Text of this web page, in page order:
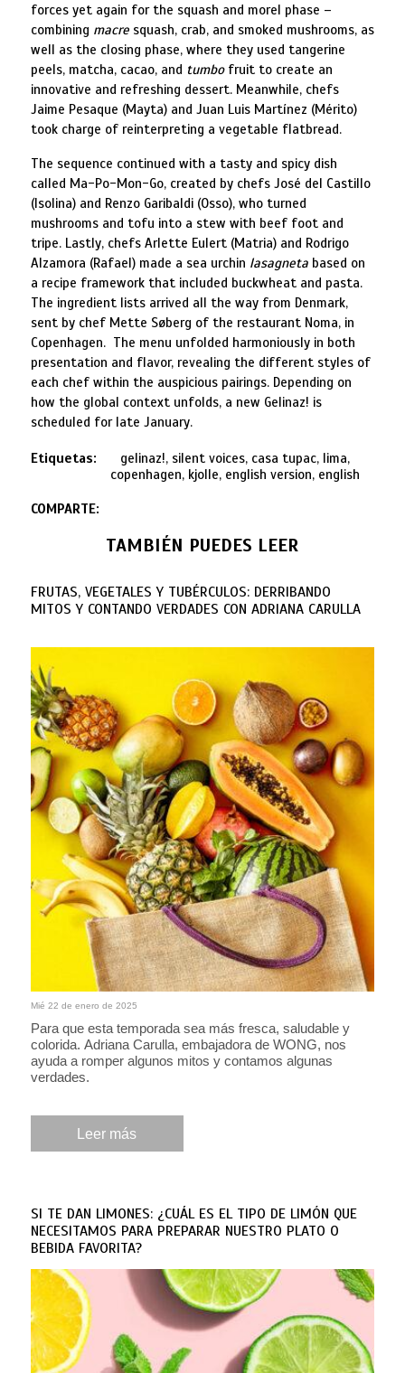
forces yet again for the squash and morel phase –
combining macre squash, crab, and smoked mushrooms, as
well as the closing phase, where they used tangerine
peels, matcha, cacao, and tumbofruit to create an
innovative and refreshing dessert. Meanwhile, chefs
Jaime Pesaque (Mayta) and Juan Luis Martínez (Mérito)
took charge of reinterpreting a vegetable flatbread.
The sequence continued with a tasty and spicy dish
called Ma-Po-Mon-Go, created by chefs José del Castillo
(Isolina) and Renzo Garibaldi (Osso), who turned
mushrooms and tofu into a stew with beef foot and
tripe. Lastly, chefs Arlette Eulert (Matria) and Rodrigo
Alzamora (Rafael) made a sea urchin lasagnetabased on
a recipe framework that included buckwheat and pasta.
The ingredient lists arrived all the way from Denmark,
sent by chef Mette Søberg of the restaurant Noma, in
Copenhagen. The menu unfolded harmoniously in both
presentation and flavor, revealing the different styles of
each chef within the auspicious pairings. Depending on
how the global context unfolds, a new Gelinaz! is
scheduled for late January.
Etiquetas:
gelinaz!, silent voices, casa tupac, lima,
copenhagen, kjolle, english version, english
COMPARTE:
TAMBIÉN PUEDES LEER
FRUTAS, VEGETALES Y TUBÉRCULOS: DERRIBANDO
MITOS Y CONTANDO VERDADES CON ADRIANA CARULLA
Mié 22 de enero de 2025
Para que esta temporada sea más fresca, saludable y
colorida. Adriana Carulla, embajadora de WONG, nos
ayuda a romper algunos mitos y contamos algunas
verdades.
Leer más
SI TE DAN LIMONES: ¿CUÁL ES EL TIPO DE LIMÓN QUE
NECESITAMOS PARA PREPARAR NUESTRO PLATO O
BEBIDA FAVORITA?